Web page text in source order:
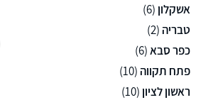
אשקלון (6)
טבריה (2)
כפר סבא(6)
פתח תקווה (10)
ראשון לציון (10)